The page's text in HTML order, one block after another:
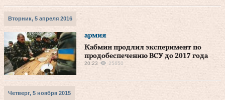
Вторник, 5 апреля 2016
армия
Кабмин продлил эксперимент по
продобеспечению ВСУ до 2017 года
20:23 25650
Четверг, 5 ноября 2015